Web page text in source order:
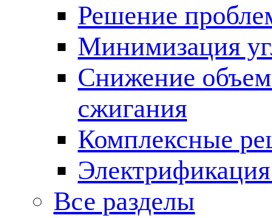
Решение
Минимизация
Снижение
сжигания
Комплексные
Все разделы